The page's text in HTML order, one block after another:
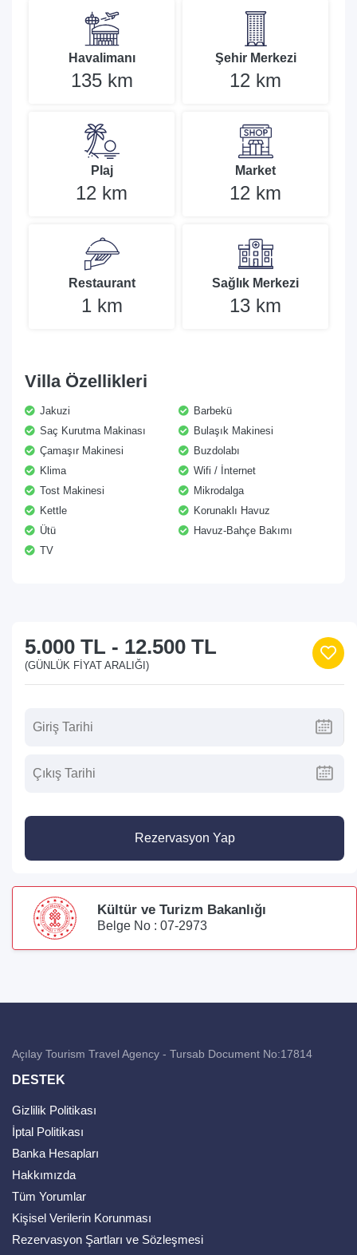
Havalimanı
135 km
Şehir Merkezi
12 km
Plaj
12 km
Market
12 km
Restaurant
1 km
Sağlık Merkezi
13 km
Villa Özellikleri
Jakuzi
Barbekü
Saç Kurutma Makinası
Bulaşık Makinesi
Çamaşır Makinesi
Buzdolabı
Klima
Wifi / İnternet
Tost Makinesi
Mikrodalga
Kettle
Korunaklı Havuz
Ütü
Havuz-Bahçe Bakımı
TV
5.000 TL - 12.500 TL
(GÜNLÜK FIYAT ARALIĞI)
Rezervasyon Yap
Kültür ve Turizm Bakanlığı
Belge No : 07-2973
Açılay Tourism Travel Agency - Tursab Document No:17814
DESTEK
Gizlilik Politikası
İptal Politikası
Banka Hesapları
Hakkımızda
Tüm Yorumlar
Kişisel Verilerin Korunması
Rezervasyon Şartları ve Sözleşmesi